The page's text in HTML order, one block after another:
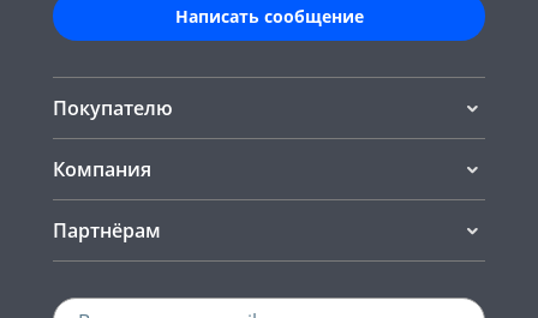
Написать сообщение
Покупателю
Компания
Партнёрам